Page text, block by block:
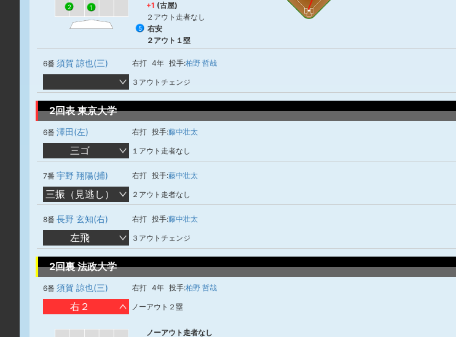
1
2
+1 (古屋)
２アウト走者なし
5
右安
２アウト１塁
6番 須賀 諒也(三) 右打 4年 投手:柏野 哲哉
３アウトチェンジ
2回表 東京大学
6番 澤田(左) 右打 投手:藤中壮太
三ゴ １アウト走者なし
7番 宇野 翔陽(捕) 右打 投手:藤中壮太
三振（見逃し） ２アウト走者なし
8番 長野 玄知(右) 右打 投手:藤中壮太
左飛 ３アウトチェンジ
2回裏 法政大学
6番 須賀 諒也(三) 右打 4年 投手:柏野 哲哉
右２ ノーアウト２塁
ノーアウト走者なし